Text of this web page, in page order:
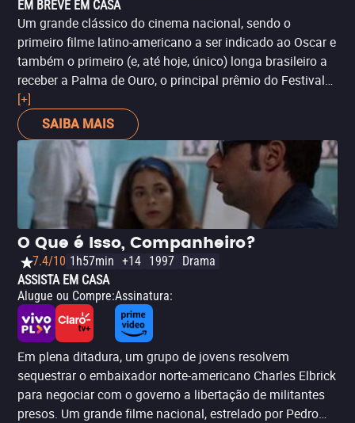
EM BREVE EM CASA
Um grande clássico do cinema nacional, sendo o
primeiro filme latino-americano a ser indicado ao Oscar e
também o primeiro (e, até hoje, único) longa brasileiro a
receber a Palma de Ouro, o principal prêmio do Festival
de Cannes - 'Orfeu Negro', que venceu a premiação em
1959, é considerada uma produção francesa. Trata-se de
um olhar crítico à sociedade, abordando o uso da religião
como controle social e a intolerância cultural - isso
enquanto valoriza a nossa própria herança étnica.
Apesar da produção parecer datada aos olhos dos mais
novos, este é um relato atemporal.
[+]
SAIBA MAIS
O Que é Isso, Companheiro?
7.4/10 1h57min +14 1997 Drama
ASSISTA EM CASA
Alugue ou Compre:Assinatura:
Em plena ditadura, um grupo de jovens resolvem
sequestrar o embaixador norte-americano Charles Elbrick
para negociar com o governo a libertação de militantes
presos. Um grande filme nacional, estrelado por Pedro